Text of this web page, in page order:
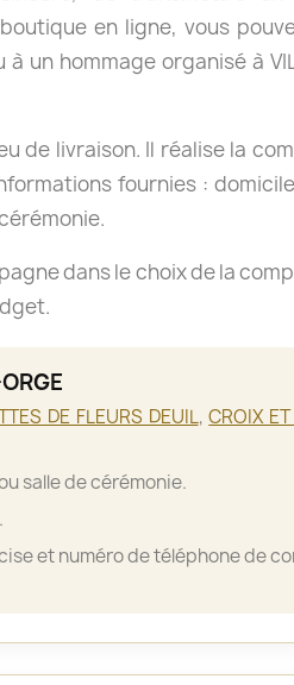
en ligne, vous
un hommage organisé à
de livraison. Il réalise la
fournies :
dans le choix de la
DE FLEURS DEUIL,CROIX
salle de cérémonie.
et numéro de téléphone de